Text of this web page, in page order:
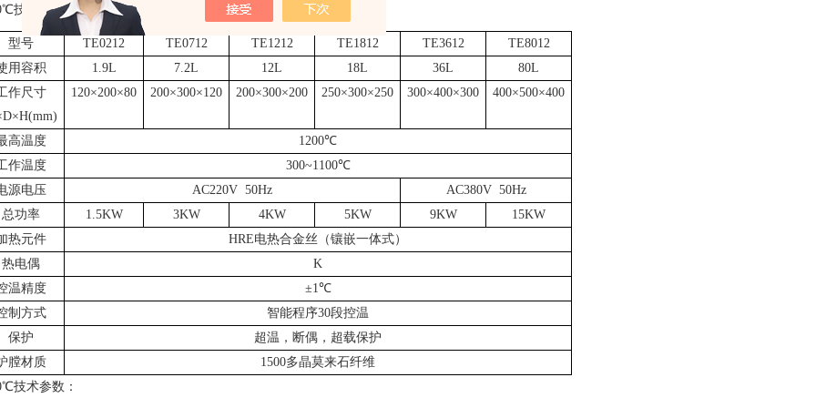
℃技术参数
型号 TE0212 TE0712 TE1212 TE1812 TE3612
TE8012
用容积
1.9L 7.2L 12L 18L 36L
80L
作尺寸
D×H(mm)
120×200×80 200×300×120 200×300×200 250×300×250 300×400×300 400×500×400
高温度 1200℃
作温度
300~1100℃
源电压
AC220V 50Hz
AC380V 50Hz
总功率
1.5KW 3KW 4KW 5KW 9KW
15KW
热元件
HRE电热合金丝（镶嵌一体式）
热电偶
K
温精度
±1℃
制方式
智能程序30段控温
保护
超温，断偶，超载保护
膛材质
1500多晶莫来石纤维
℃技术参数：